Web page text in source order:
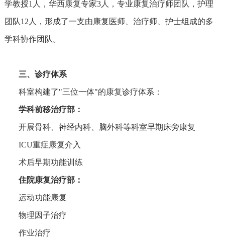
学教授1人，华西康复专家3人，专业康复治疗师团队，护理
团队12人，形成了一支由康复医师、治疗师、护士组成的多
学科协作团队。
三、诊疗体系
科室构建了"三位一体"的康复诊疗体系：
学科前移治疗部‌：
开展骨科、神经内科、脑外科等科室早期床旁康复
ICU重症康复介入
术后早期功能训练
‌住院康复治疗部‌：
运动功能康复
物理因子治疗
作业治疗